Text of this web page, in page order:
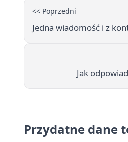
<< Poprzedni
Jedna wiadomość i z
Jak
Przydatne dane